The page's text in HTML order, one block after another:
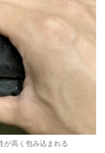
が高く包み込まれる